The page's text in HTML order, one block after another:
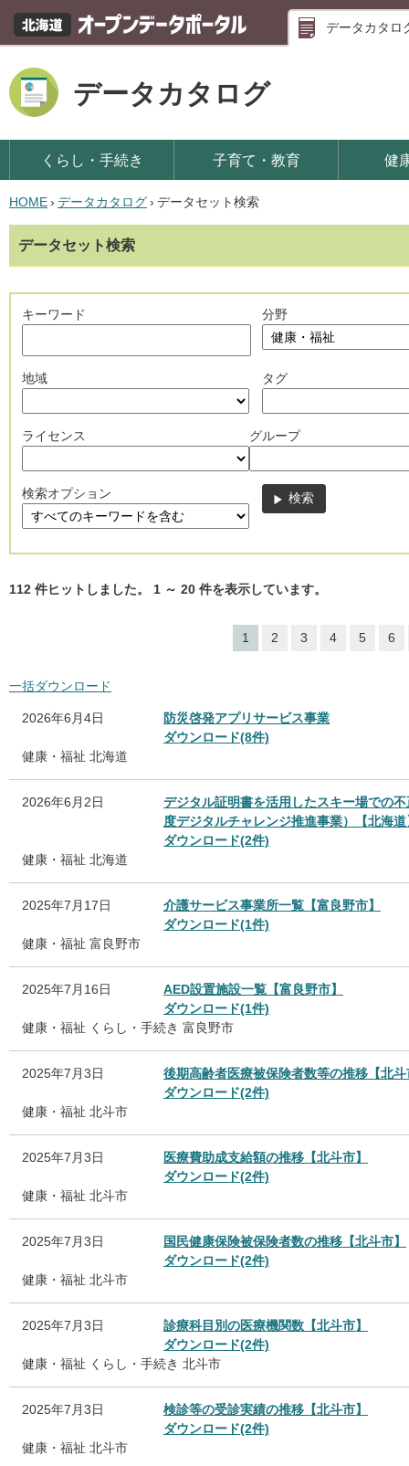
データカタロ
データカタログ
くらし・手続き 子育て・教育 健
HOME› データカタログ› データセット検索
データセット検索
キーワード 分野
地域 タグ
ライセンス グループ
検索オプション
112 件ヒットしました。 1 ～ 20 件を表示しています。
1 2 3 4 5 6
一括ダウンロード
2026年6月4日
防災啓発アプリサービス事業
ダウンロード(8件)
健康・福祉 北海道
2026年6月2日
デジタル証明書を活用したスキー場での
度デジタルチャレンジ推進事業）【北海道
ダウンロード(2件)
健康・福祉 北海道
2025年7月17日
介護サービス事業所一覧【富良野市】
ダウンロード(1件)
健康・福祉 富良野市
2025年7月16日
AED設置施設一覧【富良野市】
ダウンロード(1件)
健康・福祉 くらし・手続き 富良野市
2025年7月3日
後期高齢者医療被保険者数等の推移【北斗
ダウンロード(2件)
健康・福祉 北斗市
2025年7月3日
医療費助成支給額の推移【北斗市】
ダウンロード(2件)
健康・福祉 北斗市
2025年7月3日
国民健康保険被保険者数の推移【北斗市】
ダウンロード(2件)
健康・福祉 北斗市
2025年7月3日
診療科目別の医療機関数【北斗市】
ダウンロード(2件)
健康・福祉 くらし・手続き 北斗市
2025年7月3日
検診等の受診実績の推移【北斗市】
ダウンロード(2件)
健康・福祉 北斗市